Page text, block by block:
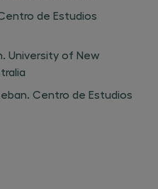
de Estudios
University of New
Centro de Estudios